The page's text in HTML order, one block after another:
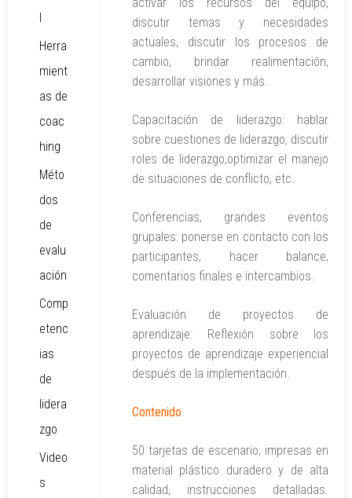
discutir temas y necesidades
actuales, discutir los procesos de
cambio, brindar realimentación,
desarrollar visiones y más.
Capacitación de liderazgo: hablar
sobre cuestiones de liderazgo, discutir
roles de liderazgo,optimizar el manejo
de situaciones de conflicto, etc.
Conferencias, grandes eventos
grupales: ponerse en contacto con los
participantes, hacer balance,
comentarios finales e intercambios.
Evaluación de proyectos de
aprendizaje: Reflexión sobre los
proyectos de aprendizaje experiencial
después de la implementación.
Contenido
50 tarjetas de escenario, impresas en
material plástico duradero y de alta
calidad, instrucciones detalladas.
l
Herra
mient
as de
coac
hing
Méto
dos
de
evalu
ación
Comp
etenc
ias
de
lidera
zgo
Video
s